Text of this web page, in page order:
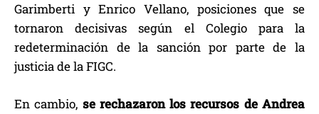
Garimberti y Enrico Vellano, posiciones que se
tornaron decisivas según el Colegio para la
redeterminación de la sanción por parte de la
justicia de la FIGC.
En cambio, se rechazaron los recursos de Andrea